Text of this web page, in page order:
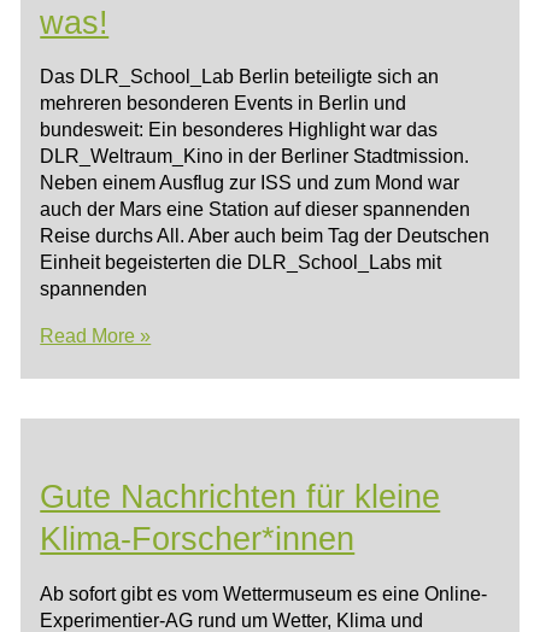
was!
Das DLR_School_Lab Berlin beteiligte sich an
mehreren besonderen Events in Berlin und
bundesweit: Ein besonderes Highlight war das
DLR_Weltraum_Kino in der Berliner Stadtmission.
Neben einem Ausflug zur ISS und zum Mond war
auch der Mars eine Station auf dieser spannenden
Reise durchs All. Aber auch beim Tag der Deutschen
Einheit begeisterten die DLR_School_Labs mit
spannenden
Die
was!
Read More »
Gute Nachrichten für kleine
Klima-Forscher*innen
Ab sofort gibt es vom Wettermuseum es eine Online-
Experimentier-AG rund um Wetter, Klima und